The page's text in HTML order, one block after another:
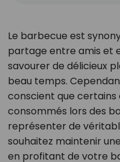
Le barbecue est
partage entre amis et
savourer de délicieux
beau temps.
conscient que
consommés lors des
représenter de
souhaitez maintenir
en profitant de votre